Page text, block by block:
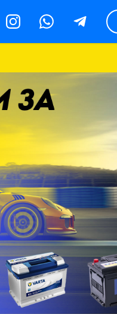
InstagramWhatsappTelegram